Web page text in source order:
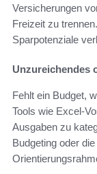
Versicherungen
Freizeit zu
Sparpotenziale
Unzureichendes
Fehlt ein Budget,
Tools wie Excel-
Ausgaben zu
Budgeting oder